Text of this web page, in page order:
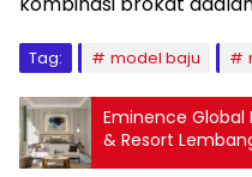
Tag: model baju
Eminence Global
& Resort
Pertama di